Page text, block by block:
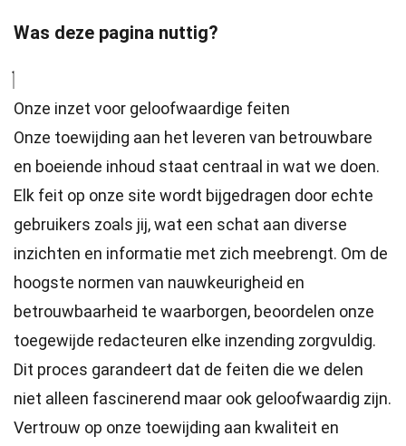
Was deze pagina nuttig?
Onze inzet voor geloofwaardige feiten
Onze toewijding aan het leveren van betrouwbare
en boeiende inhoud staat centraal in wat we doen.
Elk feit op onze site wordt bijgedragen door echte
gebruikers zoals jij, wat een schat aan diverse
inzichten en informatie met zich meebrengt. Om de
hoogste normen van nauwkeurigheid en
betrouwbaarheid te waarborgen, beoordelen onze
toegewijde redacteuren elke inzending zorgvuldig.
Dit proces garandeert dat de feiten die we delen
niet alleen fascinerend maar ook geloofwaardig zijn.
Vertrouw op onze toewijding aan kwaliteit en